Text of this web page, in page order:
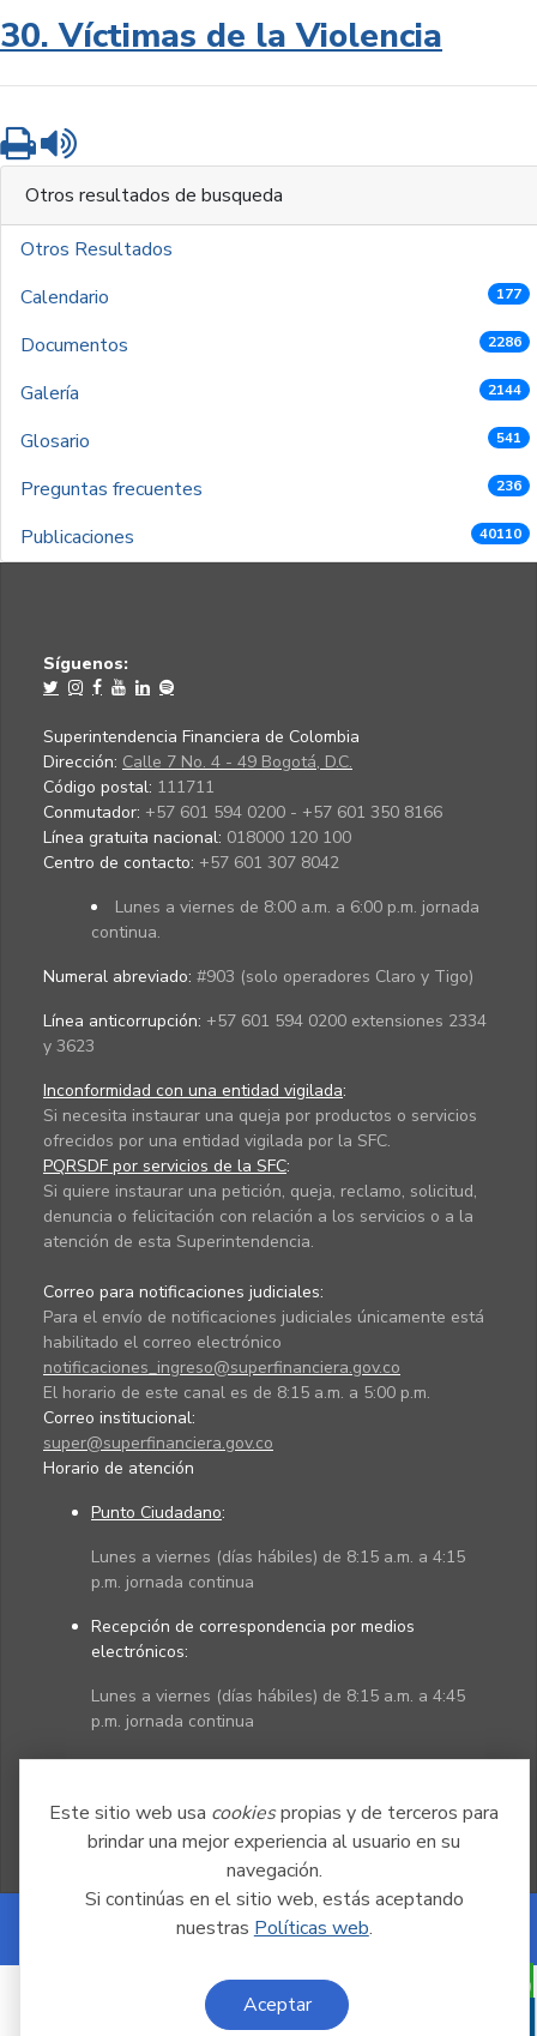
Este sitio web usa cookiespropias y de terceros para
brindar una mejor experiencia al usuario en su
navegación.
Si continúas en el sitio web, estás aceptando
nuestras Políticas web.
Aceptar
30. Víctimas de la Violencia
Imprimir
Otros resultados de busqueda
Otros Resultados
Calendario
177
Documentos 2286
Galería 2144
Glosario 541
Preguntas frecuentes 236
Publicaciones 40110
Síguenos:
Superintendencia Financiera de Colombia
Dirección: Calle 7 No. 4 - 49 Bogotá, D.C.
Código postal: 111711
Conmutador: +57 601 594 0200 - +57 601 350 8166
Línea gratuita nacional: 018000 120 100
Centro de contacto: +57 601 307 8042
Lunes a viernes de 8:00 a.m. a 6:00 p.m. jornada
continua.
Numeral abreviado: #903 (solo operadores Claro y Tigo)
Línea anticorrupción: +57 601 594 0200 extensiones 2334
y 3623
Inconformidad con una entidad vigilada:
Si necesita instaurar una queja por productos o servicios
ofrecidos por una entidad vigilada por la SFC.
PQRSDF por servicios de la SFC:
Si quiere instaurar una petición, queja, reclamo, solicitud,
denuncia o felicitación con relación a los servicios o a la
atención de esta Superintendencia.
Correo para notificaciones judiciales:
Para el envío de notificaciones judiciales únicamente está
habilitado el correo electrónico
notificaciones_ingreso@superfinanciera.gov.co
El horario de este canal es de 8:15 a.m. a 5:00 p.m.
Correo institucional:
super@superfinanciera.gov.co
Horario de atención
Punto Ciudadano:
Lunes a viernes (días hábiles) de 8:15 a.m. a 4:15
p.m. jornada continua
Recepción de correspondencia por medios
electrónicos:
Lunes a viernes (días hábiles) de 8:15 a.m. a 4:45
p.m. jornada continua
Powered by Nexura